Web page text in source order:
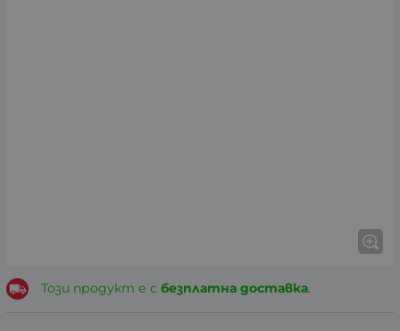
Този продукт е с безплатна доставка.